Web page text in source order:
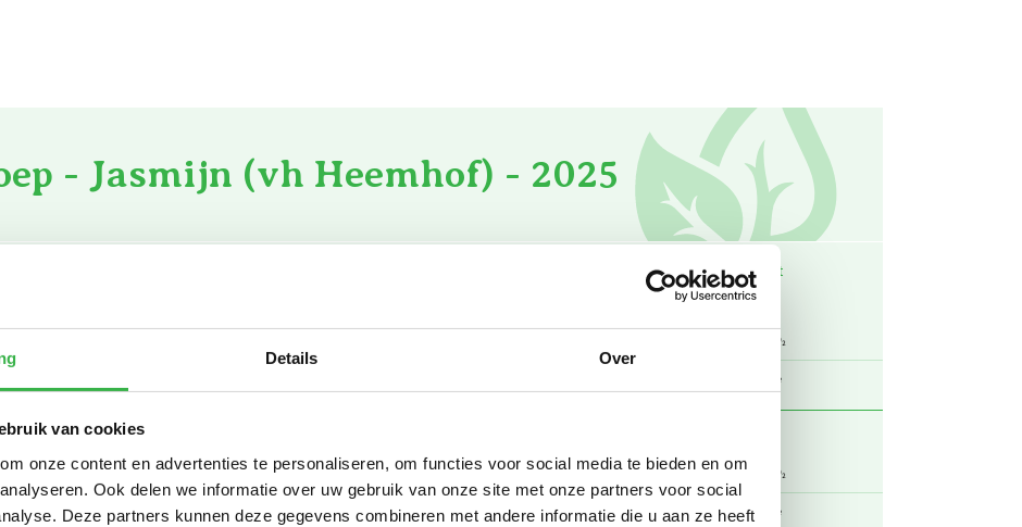
Details Over
van cookies
onze content en advertenties te personaliseren, om functies voor social media te bieden en om
Ook delen we informatie over uw gebruik van onze site met onze partners voor social
Deze partners kunnen deze gegevens combineren met andere informatie die u aan ze heeft
- Jasmijn (vh Heemhof) - 2025
CO₂-equivalent
ton CO₂
ton CO₂
Ingekochte elektriciteit 37.771 kWh 0,497 kg CO₂ / kWh 18,8 ton CO₂
Subtotaal 18,8 ton CO₂